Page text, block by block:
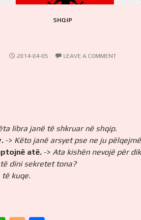
SHQIP
2014-04-05 LEAVE A COMMENT
libra janë të shkruar në shqip.
-> Këto janë arsyet pse ne ju
atë.-> Ata kishën nevojë për
dini sekretet tona?
të kuqe.